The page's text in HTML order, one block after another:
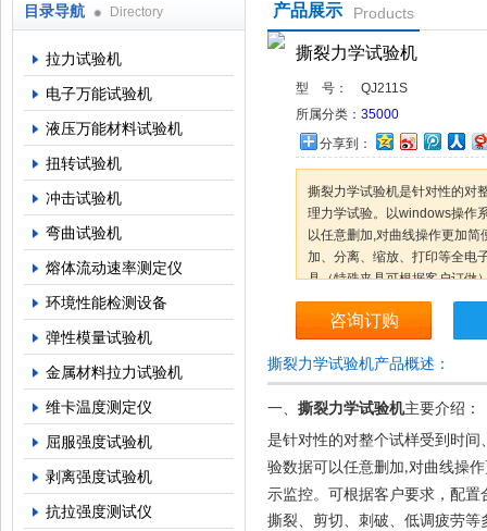
目录导航 Directory
拉力试验机
电子万能试验机
液压万能材料试验机
扭转试验机
冲击试验机
弯曲试验机
熔体流动速率测定仪
环境性能检测设备
弹性模量试验机
金属材料拉力试验机
维卡温度测定仪
屈服强度试验机
剥离强度试验机
抗拉强度测试仪
产品展示 Products
撕裂力学试验机
型 号：
QJ211S
所属分类： 35000
分享到：
撕裂力学试验机是针对性的对
理力学试验。以windows操作
以任意删加,对曲线操作更加
加、分离、缩放、打印等全电
具（特殊夹具可根据客户订做
弯、撕裂、剪切、刺破、低调
咨询订购
撕裂力学试验机产品概述：
一、 撕裂力学试验机主要介绍：
是针对性的对整个试样受到时
验数据可以任意删加,对曲线操
示监控。可根据客户要求，配
撕裂、剪切、刺破、低调疲劳等